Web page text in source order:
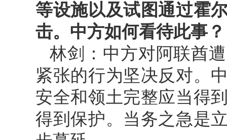
等设施以及试图通过霍
击。中方如何看待此事？
林剑：中方对阿联酋
紧张的行为坚决反对。
安全和领土完整应当得
得到保护。当务之急是